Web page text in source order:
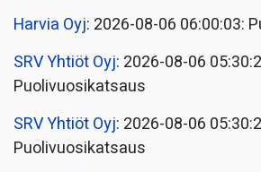
Harvia Oyj: 2026-08-06 06:00:03:
SRV Yhtiöt Oyj: 2026-08-06
Puolivuosikatsaus
SRV Yhtiöt Oyj: 2026-08-06
Puolivuosikatsaus